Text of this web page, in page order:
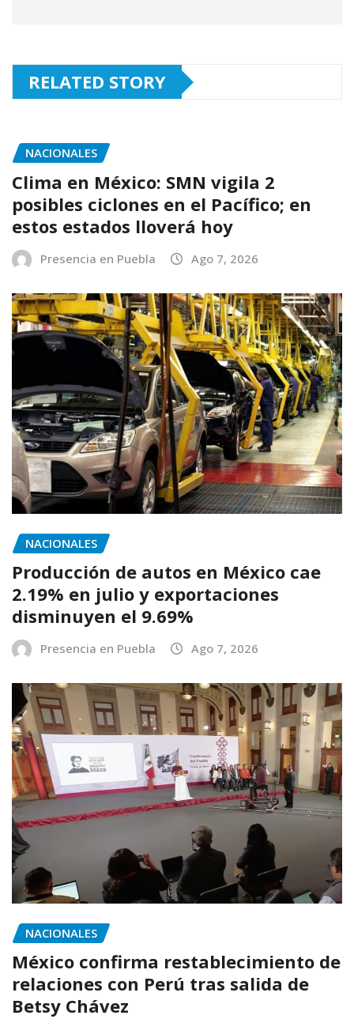
RELATED STORY
NACIONALES
Clima en México: SMN vigila 2
posibles ciclones en el Pacífico; en
estos estados lloverá hoy
Presencia en Puebla Ago 7, 2026
NACIONALES
Producción de autos en México cae
2.19% en julio y exportaciones
disminuyen el 9.69%
Presencia en Puebla Ago 7, 2026
NACIONALES
México confirma restablecimiento de
relaciones con Perú tras salida de
Betsy Chávez